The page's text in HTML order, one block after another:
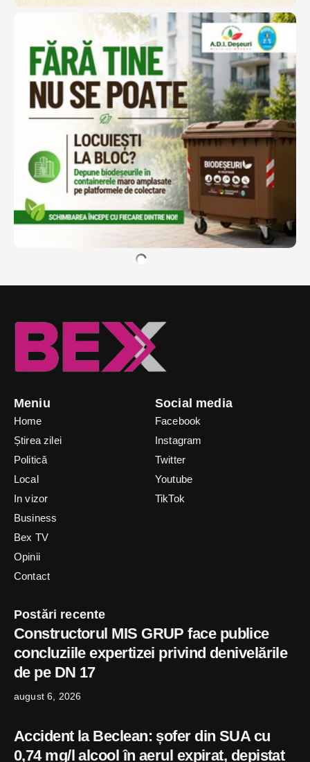
Meniu
Home
Știrea zilei
Politică
Local
In vizor
Business
Bex TV
Opinii
Contact
Social media
Facebook
Instagram
Twitter
Youtube
TikTok
Postări recente
Constructorul MIS GRUP face publice
concluziile expertizei privind denivelările
de pe DN 17
august 6, 2026
Accident la Beclean: șofer din SUA cu
0,74 mg/l alcool în aerul expirat, depistat